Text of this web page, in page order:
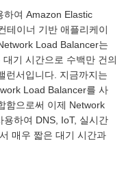
하여 Amazon Elastic
테이너 기반 애플리케이
Load Balancer는
기 시간으로 수백만 건의
런서입니다. 지금까지는
Load Balancer를 사
함으로써 이제 Network
하여 DNS, IoT, 실시간
매우 짧은 대기 시간과